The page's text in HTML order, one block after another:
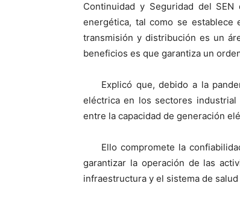
Continuidad y Seguridad del
energética, tal como se
transmisión y distribución es un
beneficios es que garantiza un
Explicó que, debido a la
eléctrica en los sectores
entre la capacidad de generación
Ello compromete la
garantizar la operación de las
infraestructura y el sistema de